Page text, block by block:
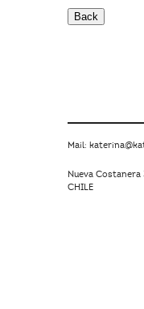
Mail:
Nueva
CHILE